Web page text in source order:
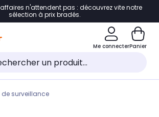
à la navigation
au pied de page
au chatbot
n'attendent pas : découvrez vite notre
sélection à prix bradés.
Me connecterPanier
surveillance